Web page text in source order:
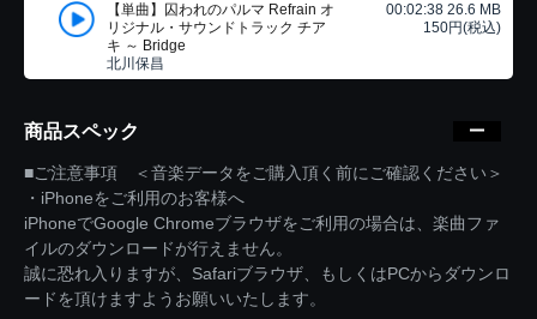
【単曲】囚われのパルマ Refrain オ
リジナル・サウンドトラック チア
キ ～ Bridge
北川保昌
00:02:38 26.6 MB
150円(税込)
商品スペック
■ご注意事項 ＜音楽データをご購入頂く前にご確認ください＞
・iPhoneをご利用のお客様へ
iPhoneでGoogle Chromeブラウザをご利用の場合は、楽曲ファ
イルのダウンロードが行えません。
誠に恐れ入りますが、Safariブラウザ、もしくはPCからダウンロ
ードを頂けますようお願いいたします。